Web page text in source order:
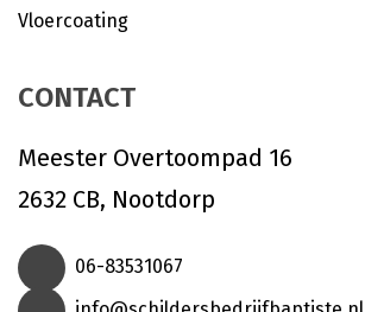
Vloercoating
CONTACT
Meester Overtoompad 16
2632 CB, Nootdorp
06-83531067